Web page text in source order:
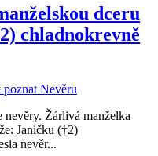
dceru
chladnokrevně
poznat Nevěru
nevěry. Žárlivá manželka
Janičku (†2)
nevěr...